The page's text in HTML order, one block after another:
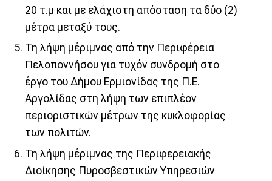
20 τ.μ και με ελάχιστη απόσταση τα δύο (2)
μέτρα μεταξύ τους.
Τη λήψη μέριμνας από την Περιφέρεια
Πελοποννήσου για τυχόν συνδρομή στο
έργο του Δήμου Ερμιονίδας της Π.Ε.
Αργολίδας στη λήψη των επιπλέον
περιοριστικών μέτρων της κυκλοφορίας
των πολιτών.
Τη λήψη μέριμνας της Περιφερειακής
Διοίκησης Πυροσβεστικών Υπηρεσιών